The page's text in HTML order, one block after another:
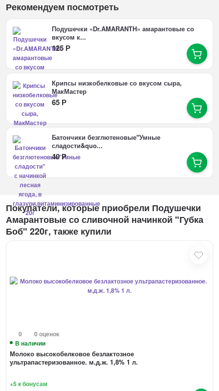
Рекомендуем посмотреть
Подушечки «Dr.AMARANTH» амарантовые со
вкусом к...
125 Р
Крипсы низкобелковые со вкусом сыра,
МакМастер
65 Р
Батончики безглютеновые"Умные
сладости&quo...
40Р
Покупатели, которые приобрели Подушечки
Амарантовые со сливочной начинкой "Губка
Боб" 220г, также купили
0
0 оценок
В наличии
Молоко высокобелковое безлактозное
ультрапастеризованное. м.д.ж. 1,8% 1 л.
+5 к бонусам